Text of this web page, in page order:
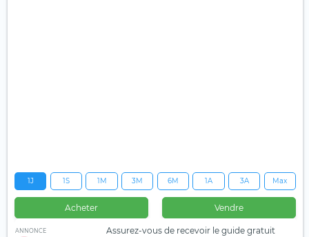
1J 1S 1M 3M 6M 1A 3A Max
Acheter Vendre
ANNONCE
Assurez-vous de recevoir le guide gratuit